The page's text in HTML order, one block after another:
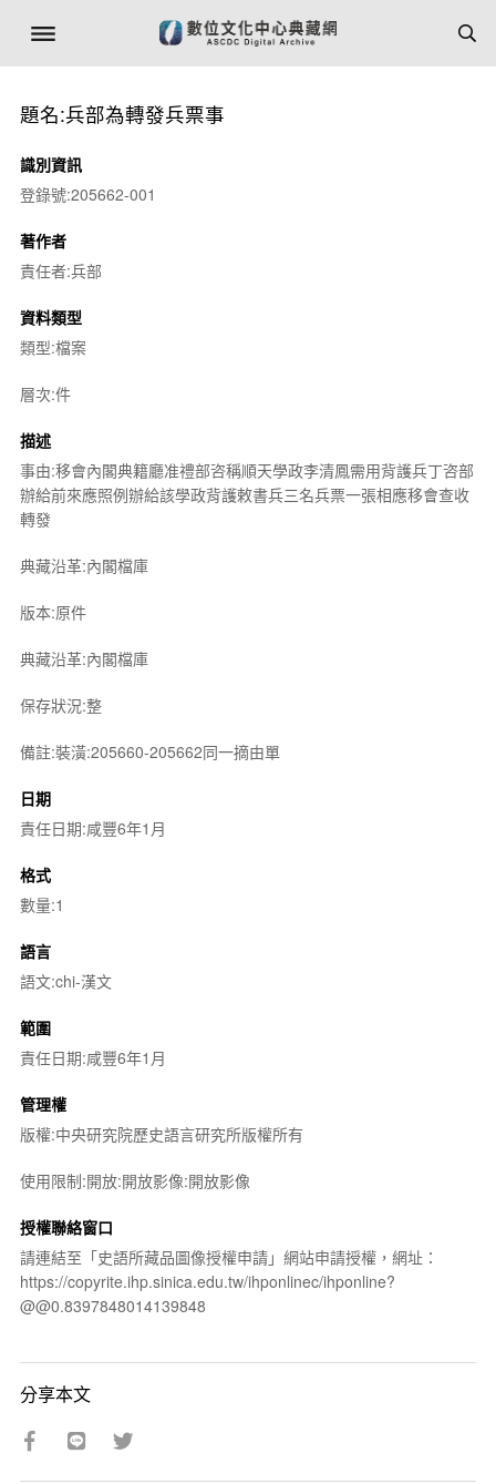
題名:兵部為轉發兵票事
識別資訊
登錄號:205662-001
著作者
責任者:兵部
資料類型
類型:檔案
層次:件
描述
事由:移會內閣典籍廳准禮部咨稱順天學政李清鳳需用背護兵丁咨部
辦給前來應照例辦給該學政背護敕書兵三名兵票一張相應移會查收
轉發
典藏沿革:內閣檔庫
版本:原件
典藏沿革:內閣檔庫
保存狀況:整
備註:裝潢:205660-205662同一摘由單
日期
責任日期:咸豐6年1月
格式
數量:1
語言
語文:chi-漢文
範圍
責任日期:咸豐6年1月
管理權
版權:中央研究院歷史語言研究所版權所有
使用限制:開放:開放影像:開放影像
授權聯絡窗口
請連結至「史語所藏品圖像授權申請」網站申請授權，網址：
https://copyrite.ihp.sinica.edu.tw/ihponlinec/ihponline?
@@0.8397848014139848
分享本文